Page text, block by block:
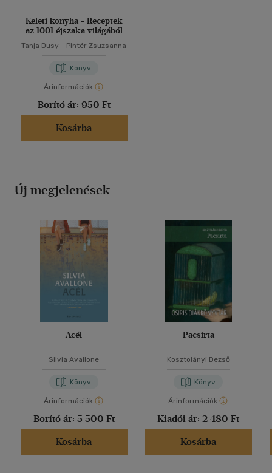
Keleti konyha - Receptek
az 1001 éjszaka világából
Tanja Dusy - Pintér Zsuzsanna
Könyv
Árinformációk
Borító ár: 950 Ft
Kosárba
Új megjelenések
Acél
Silvia Avallone
Könyv
Árinformációk
Borító ár: 5 500 Ft
Kosárba
Pacsirta
Kosztolányi Dezső
Könyv
Árinformációk
Kiadói ár: 2 480 Ft
Kosárba